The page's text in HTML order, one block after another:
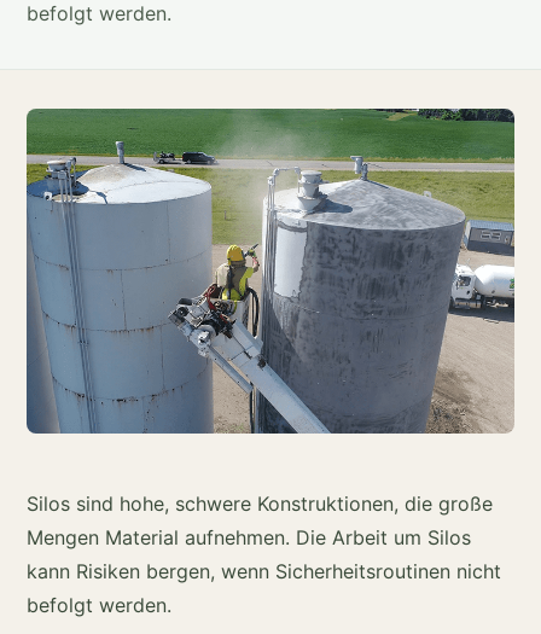
befolgt werden.
Silos sind hohe, schwere Konstruktionen, die große
Mengen Material aufnehmen. Die Arbeit um Silos
kann Risiken bergen, wenn Sicherheitsroutinen nicht
befolgt werden.